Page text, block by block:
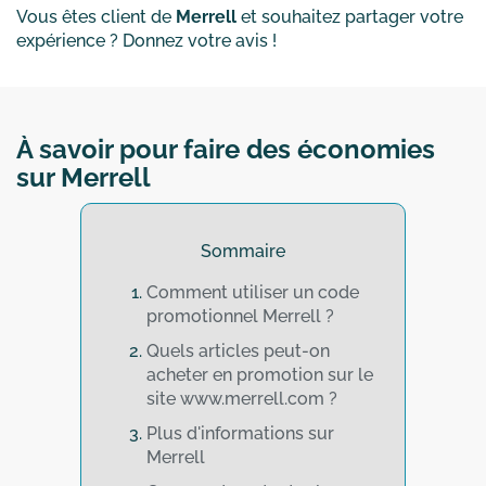
Vous êtes client de Merrell et souhaitez partager votre
expérience ? Donnez votre avis !
À savoir pour faire des économies
sur Merrell
Sommaire
Comment utiliser un code
promotionnel Merrell ?
Quels articles peut-on
acheter en promotion sur le
site www.merrell.com ?
Plus d'informations sur
Merrell